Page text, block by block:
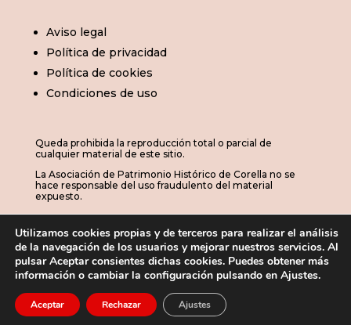
Aviso legal
Política de privacidad
Política de cookies
Condiciones de uso
Queda prohibida la reproducción total o parcial de
cualquier material de este sitio.
La Asociación de Patrimonio Histórico de Corella no se
hace responsable del uso fraudulento del material
expuesto.
© 2026 | APHC · Asociación de Patrimonio
Histórico de Corella

Utilizamos cookies propias y de terceros para realizar el análisis
de la navegación de los usuarios y mejorar nuestros servicios. Al
pulsar Aceptar consientes dichas cookies. Puedes obtener más
información o cambiar la configuración pulsando en Ajustes.
Aceptar Rechazar Ajustes